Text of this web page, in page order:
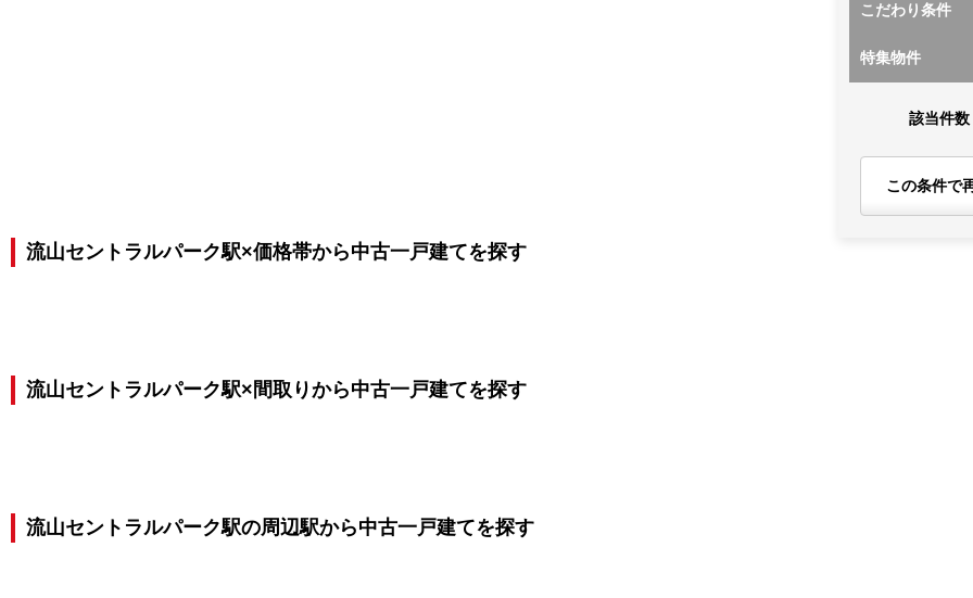
こだわり条件
特集物件
該当件数
この条件で
流山セントラルパーク駅×価格帯から中古一戸建てを探す
流山セントラルパーク駅×間取りから中古一戸建てを探す
流山セントラルパーク駅の周辺駅から中古一戸建てを探す